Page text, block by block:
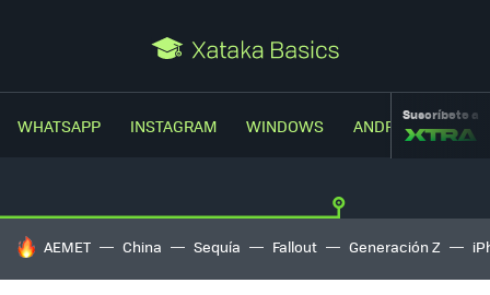
WHATSAPP INSTAGRAM WINDOWS ANDROIDSuscríbete a
HOY SE HABLA DE
AEMET China Sequía Fallout Generación Z